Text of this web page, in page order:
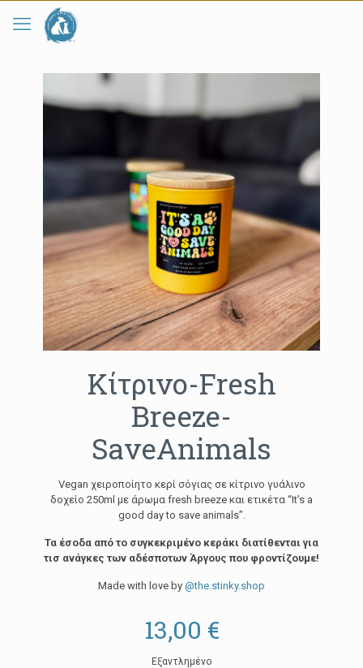
Κίτρινο-Fresh
Breeze-
SaveAnimals
Vegan χειροποίητο κερί σόγιας σε κίτρινο γυάλινο
δοχείο 250ml με άρωμα fresh breeze και ετικέτα “It’s a
good day to save animals”.
Τα έσοδα από το συγκεκριμένο κεράκι διατίθενται για
τισ ανάγκες των αδέσποτων Άργους που φροντίζουμε!
Made with love by @the.stinky.shop
13,00 €
Εξαντλημένο